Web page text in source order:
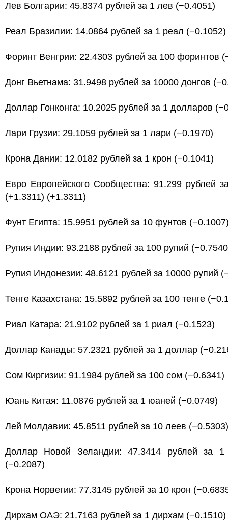
Лев Болгарии: 45.8374 рублей за 1 лев (−0.4051)
Реал Бразилии: 14.0864 рублей за 1 реал (−0.1052)
Форинт Венгрии: 22.4303 рублей за 100 форинтов
Донг Вьетнама: 31.9498 рублей за 10000 донгов
Доллар Гонконга: 10.2025 рублей за 1 долларов
Лари Грузии: 29.1059 рублей за 1 лари (−0.1970)
Крона Дании: 12.0182 рублей за 1 крон (−0.1041)
Евро Европейского Сообщества: 91.299 рублей
(+1.3311) (+1.3311)
Фунт Египта: 15.9951 рублей за 10 фунтов
Рупия Индии: 93.2188 рублей за 100 рупий
Рупия Индонезии: 48.6121 рублей за 10000 рупий
Тенге Казахстана: 15.5892 рублей за 100 тенге
Риал Катара: 21.9102 рублей за 1 риал (−0.1523)
Доллар Канады: 57.2321 рублей за 1 доллар
Сом Киргизии: 91.1984 рублей за 100 сом (−0.6341)
Юань Китая: 11.0876 рублей за 1 юаней (−0.0749)
Лей Молдавии: 45.8511 рублей за 10 леев (−0.5303)
Доллар Новой Зеландии: 47.3414 рублей за 1
(−0.2087)
Крона Норвегии: 77.3145 рублей за 10 крон
Дирхам ОАЭ: 21.7163 рублей за 1 дирхам (−0.1510)